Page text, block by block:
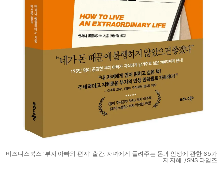
비즈니스북스 ‘부자 아빠의 편지’ 출간. 자녀에게 들려주는 돈과 인생에 관한 65가
지 지혜. /SNS 타임즈